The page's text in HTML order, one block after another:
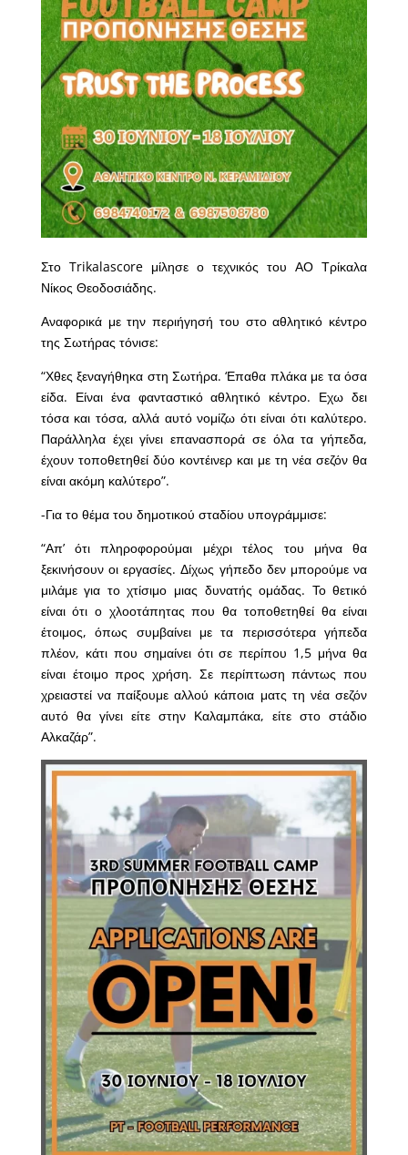
Στο Trikalascore μίλησε ο τεχνικός του ΑΟ Τρίκαλα
Νίκος Θεοδοσιάδης.
Αναφορικά με την περιήγησή του στο αθλητικό κέντρο
της Σωτήρας τόνισε:
“Χθες ξεναγήθηκα στη Σωτήρα. ‘Επαθα πλάκα με τα όσα
είδα. Είναι ένα φανταστικό αθλητικό κέντρο. Εχω δει
τόσα και τόσα, αλλά αυτό νομίζω ότι είναι ότι καλύτερο.
Παράλληλα έχει γίνει επανασπορά σε όλα τα γήπεδα,
έχουν τοποθετηθεί δύο κοντέινερ και με τη νέα σεζόν θα
είναι ακόμη καλύτερο”.
-Για το θέμα του δημοτικού σταδίου υπογράμμισε:
“Απ’ ότι πληροφορούμαι μέχρι τέλος του μήνα θα
ξεκινήσουν οι εργασίες. Δίχως γήπεδο δεν μπορούμε να
μιλάμε για το χτίσιμο μιας δυνατής ομάδας. Το θετικό
είναι ότι ο χλοοτάπητας που θα τοποθετηθεί θα είναι
έτοιμος, όπως συμβαίνει με τα περισσότερα γήπεδα
πλέον, κάτι που σημαίνει ότι σε περίπου 1,5 μήνα θα
είναι έτοιμο προς χρήση. Σε περίπτωση πάντως που
χρειαστεί να παίξουμε αλλού κάποια ματς τη νέα σεζόν
αυτό θα γίνει είτε στην Καλαμπάκα, είτε στο στάδιο
Αλκαζάρ”.